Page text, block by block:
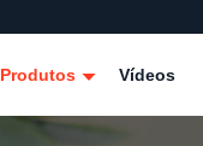
Produtos Vídeos